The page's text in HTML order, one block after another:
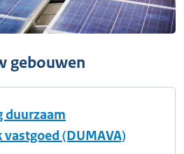
gebouwen
duurzaam
(DUMAVA)